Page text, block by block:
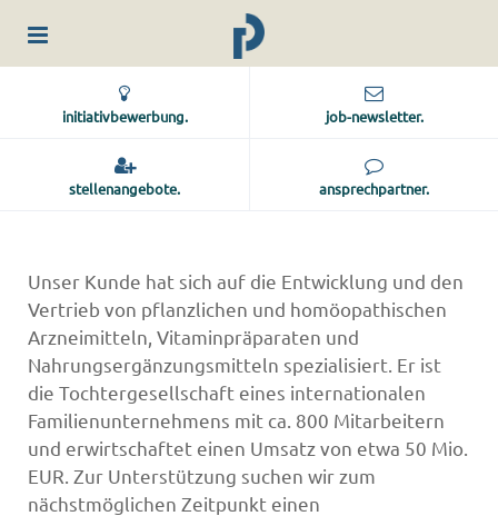
initiativbewerbung. job-newsletter.
stellenangebote. ansprechpartner.
Unser Kunde hat sich auf die Entwicklung und den
Vertrieb von pflanzlichen und homöopathischen
Arzneimitteln, Vitaminpräparaten und
Nahrungsergänzungsmitteln spezialisiert. Er ist
die Tochtergesellschaft eines internationalen
Familienunternehmens mit ca. 800 Mitarbeitern
und erwirtschaftet einen Umsatz von etwa 50 Mio.
EUR. Zur Unterstützung suchen wir zum
nächstmöglichen Zeitpunkt einen